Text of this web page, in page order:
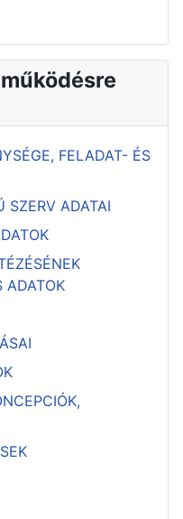
FELADAT- ÉS
SZERV ADATAI
ADATOK